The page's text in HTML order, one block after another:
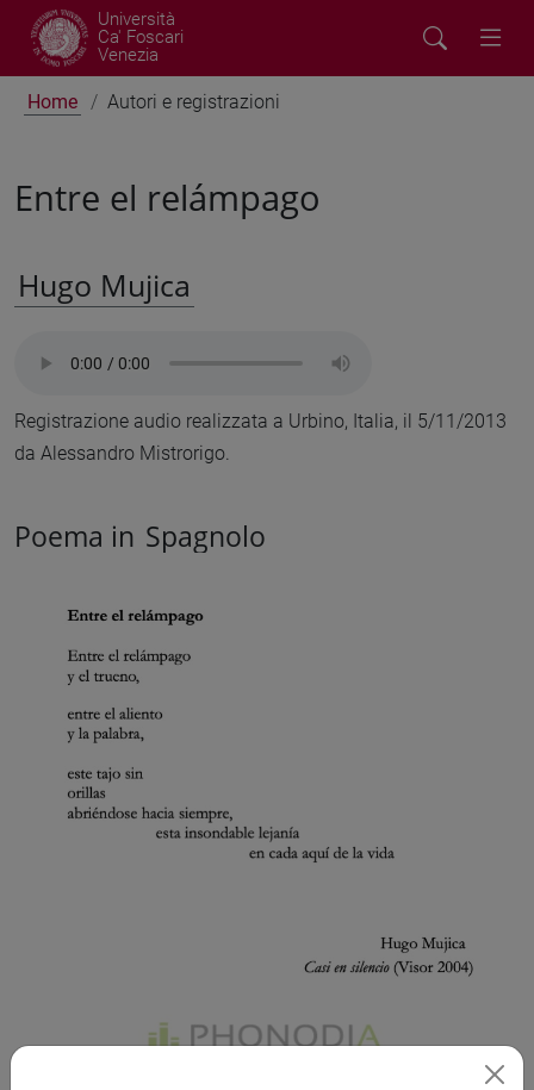
Università
Ca' Foscari
Venezia
Home Autori e registrazioni
Entre el relámpago
Hugo Mujica
Registrazione audio realizzata a Urbino, Italia, il 5/11/2013
da Alessandro Mistrorigo.
Poema in Spagnolo